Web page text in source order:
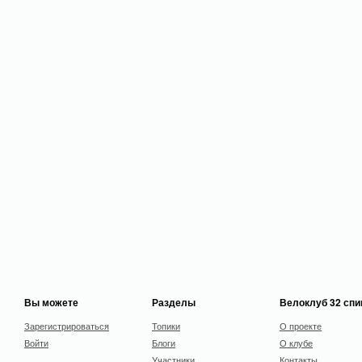
Вы можете
Зарегистрироваться
Войти
Разделы
Топики
Блоги
Велоклуб 32
О проекте
О клубе